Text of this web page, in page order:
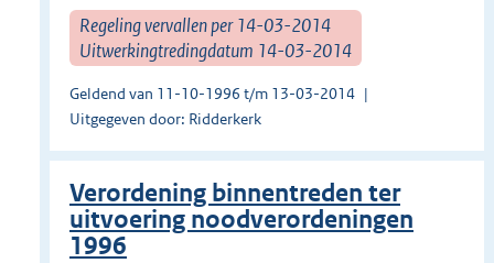
Regeling vervallen per 14-03-2014
Uitwerkingtredingdatum 14-03-2014
Geldend van 11-10-1996 t/m 13-03-2014
Uitgegeven door: Ridderkerk
Verordening binnentreden ter
uitvoering noodverordeningen
1996